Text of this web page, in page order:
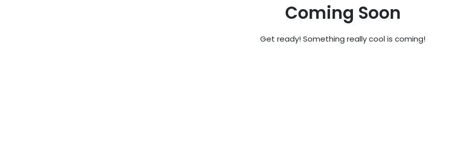
Coming Soon
Get ready! Something really cool is coming!